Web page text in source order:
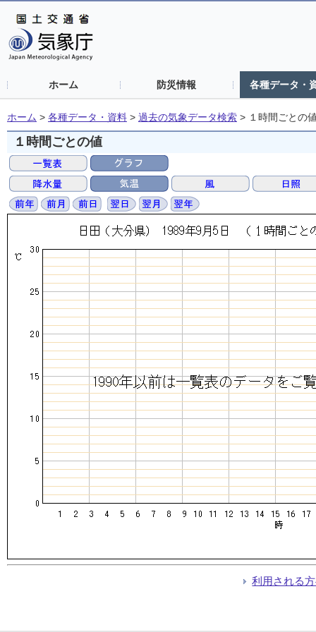
ホーム 防災情報 各種データ・
ホーム > 各種データ・資料 > 過去の気象データ検索 > １時間ごとの
１時間ごとの値
利用される